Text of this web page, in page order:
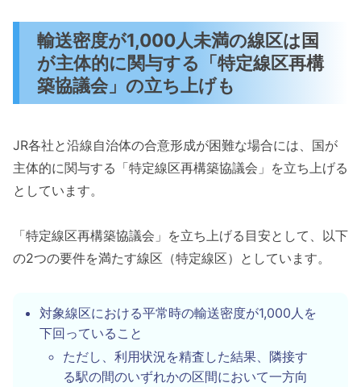
輸送密度が1,000人未満の線区は国
が主体的に関与する「特定線区再構
築協議会」の立ち上げも
JR各社と沿線自治体の合意形成が困難な場合には、国が
主体的に関与する「特定線区再構築協議会」を立ち上げる
としています。
「特定線区再構築協議会」を立ち上げる目安として、以下
の2つの要件を満たす線区（特定線区）としています。
対象線区における平常時の輸送密度が1,000人を
下回っていること
ただし、利用状況を精査した結果、隣接す
る駅の間のいずれかの区間において一方向